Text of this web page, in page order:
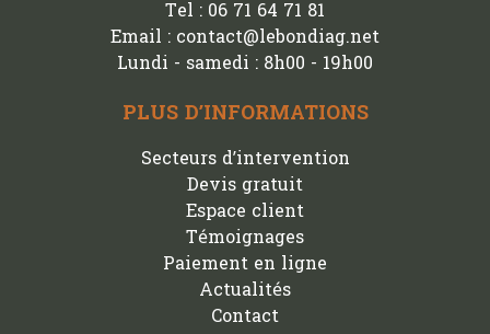
Tel : 06 71 64 71 81
Email : contact@lebondiag.net
Lundi - samedi : 8h00 - 19h00
PLUS D’INFORMATIONS
Secteurs d’intervention
Devis gratuit
Espace client
Témoignages
Paiement en ligne
Actualités
Contact